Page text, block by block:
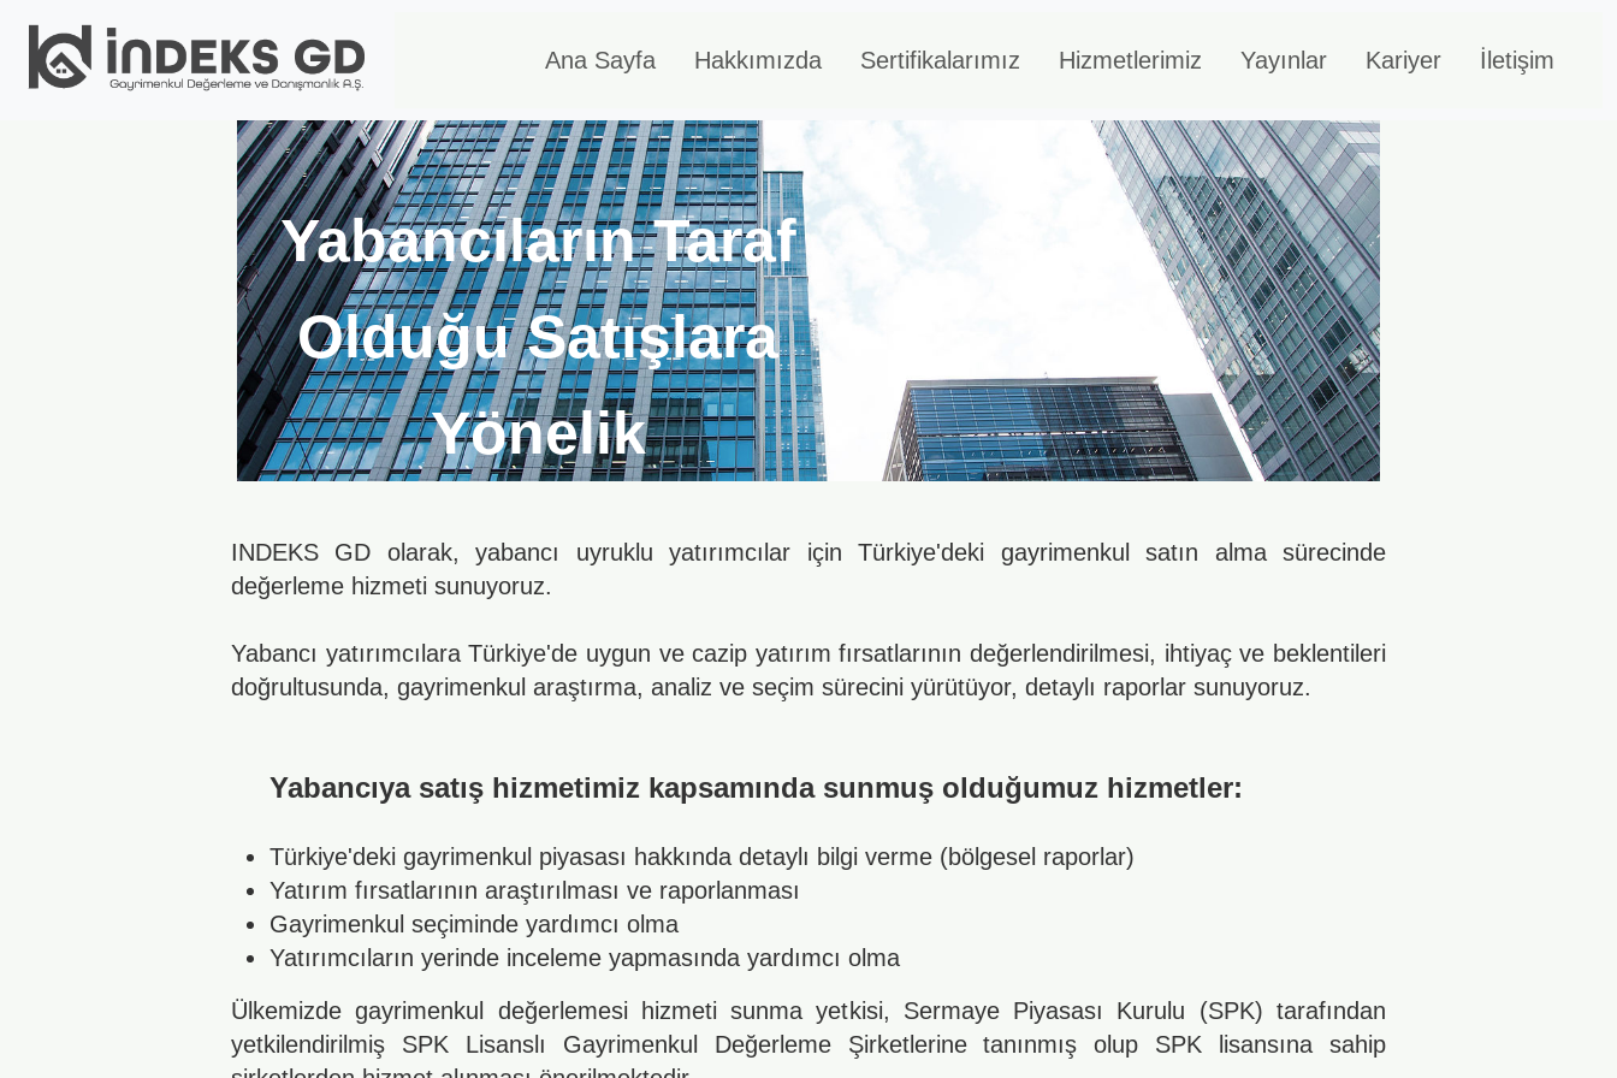
Ana Sayfa Hakkımızda Sertifikalarımız Hizmetlerimiz Yayınlar Kariyer İletişim
Yabancıların Taraf
Olduğu Satışlara
Yönelik
INDEKS GD olarak, yabancı uyruklu yatırımcılar için Türkiye'deki gayrimenkul satın alma sürecinde
değerleme hizmeti sunuyoruz.
Yabancı yatırımcılara Türkiye'de uygun ve cazip yatırım fırsatlarının değerlendirilmesi, ihtiyaç ve beklentileri
doğrultusunda, gayrimenkul araştırma, analiz ve seçim sürecini yürütüyor, detaylı raporlar sunuyoruz.
Yabancıya satış hizmetimiz kapsamında sunmuş olduğumuz hizmetler:
Türkiye'deki gayrimenkul piyasası hakkında detaylı bilgi verme (bölgesel raporlar)
Yatırım fırsatlarının araştırılması ve raporlanması
Gayrimenkul seçiminde yardımcı olma
Yatırımcıların yerinde inceleme yapmasında yardımcı olma
Ülkemizde gayrimenkul değerlemesi hizmeti sunma yetkisi, Sermaye Piyasası Kurulu (SPK) tarafından
yetkilendirilmiş SPK Lisanslı Gayrimenkul Değerleme Şirketlerine tanınmış olup SPK lisansına sahip